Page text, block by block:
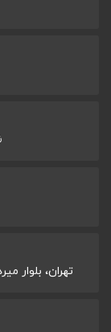
تهران، بلوار